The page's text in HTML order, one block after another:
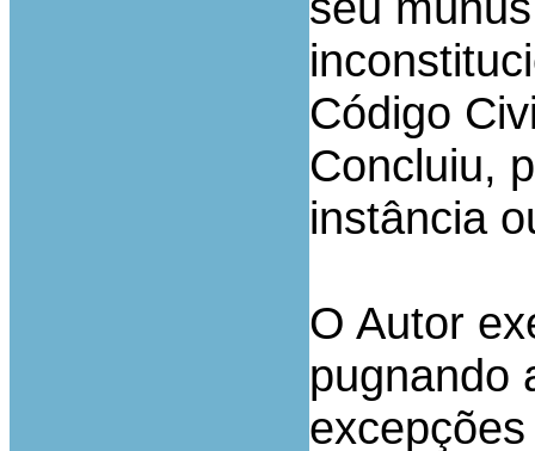
Código
Concluiu,
instância
O Autor
pugnando